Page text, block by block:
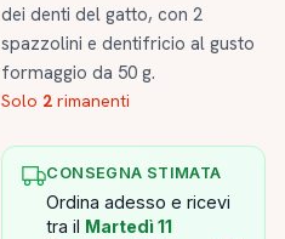
dei denti del gatto, con 2
spazzolini e dentifricio al gusto
formaggio da 50 g.
Solo 2 rimanenti
CONSEGNA STIMATA
Ordina adesso e ricevi
tra il Martedì 11